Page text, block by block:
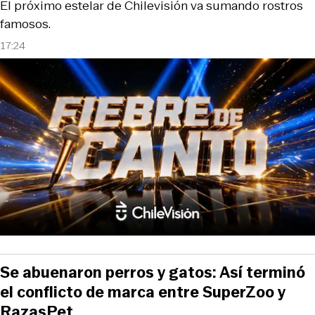
17:24
El próximo estelar de Chilevisión va sumando rostros
famosos.
Se abuenaron perros y gatos: Así terminó
el conflicto de marca entre SuperZoo y